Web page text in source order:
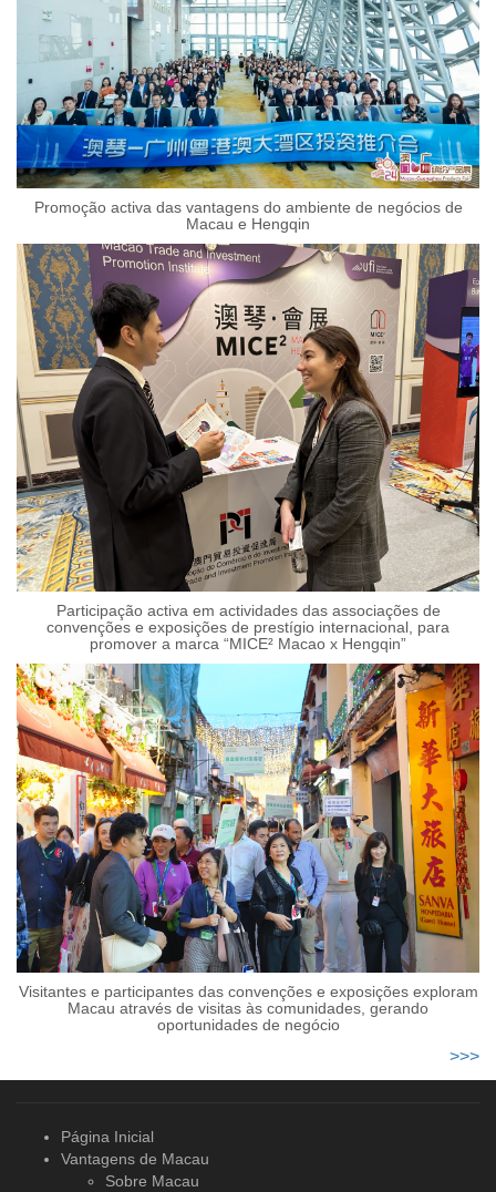
Promoção activa das vantagens do ambiente de negócios de
Macau e Hengqin
Participação activa em actividades das associações de
convenções e exposições de prestígio internacional, para
promover a marca “MICE² Macao x Hengqin”
Visitantes e participantes das convenções e exposições exploram
Macau através de visitas às comunidades, gerando
oportunidades de negócio
>>>
Página Inicial
Vantagens de Macau
Sobre Macau